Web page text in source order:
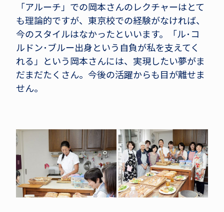
「アルーチ」での岡本さんのレクチャーはとて
も理論的ですが、東京校での経験がなければ、
今のスタイルはなかったといいます。「ル･コ
ルドン･ブルー出身という自負が私を支えてく
れる」という岡本さんには、実現したい夢がま
だまだたくさん。今後の活躍からも目が離せま
せん。